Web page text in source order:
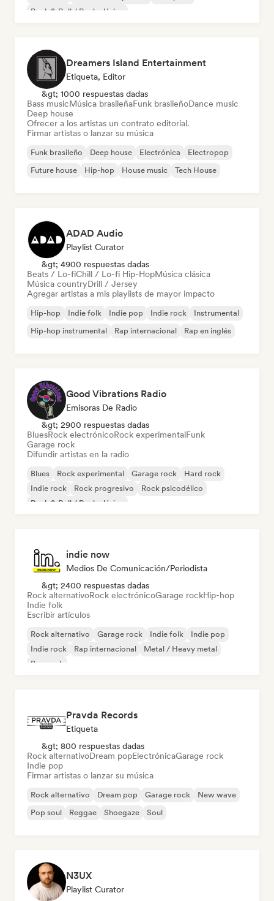
Rock & Roll / Rock clásico
Dreamers Island Entertainment
Etiqueta, Editor
&gt; 1000 respuestas dadas
Bass musicMúsica brasileñaFunk brasileñoDance music
Deep house
Ofrecer a los artistas un contrato editorial.
Firmar artistas o lanzar su música
Funk brasileño Deep house Electrónica
Electropop
Future house
Hip-hop House music Tech House
ADAD Audio
Playlist Curator
&gt; 4900 respuestas dadas
Beats / Lo-fiChill / Lo-fi Hip-HopMúsica clásica
Música countryDrill / Jersey
Agregar artistas a mis playlists de mayor impacto
Hip-hop Indie folk Indie pop Indie rock
Instrumental
Hip-hop instrumental
Rap internacional Rap en inglés
Good Vibrations Radio
Emisoras De Radio
&gt; 2900 respuestas dadas
BluesRock electrónicoRock experimentalFunk
Garage rock
Difundir artistas en la radio
Blues Rock experimental Garage rock
Hard rock
Indie rock
Rock progresivo
Rock psicodélico
Rock & Roll / Rock clásico
indie now
Medios De Comunicación/Periodista
&gt; 2400 respuestas dadas
Rock alternativoRock electrónicoGarage rockHip-hop
Indie folk
Escribir artículos
Rock alternativo Garage rock Indie folk
Indie pop
Indie rock
Rap internacional
Metal / Heavy metal
Pop rock
Pravda Records
Etiqueta
&gt; 800 respuestas dadas
Rock alternativoDream popElectrónicaGarage rock
Indie pop
Firmar artistas o lanzar su música
Rock alternativo Dream pop Garage rock
New wave
Pop soul
Reggae Shoegaze Soul
N3UX
Playlist Curator